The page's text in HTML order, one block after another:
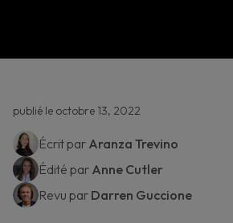
publié le octobre 13, 2022
Écrit par Aranza Trevino
Édité par Anne Cutler
Revu par Darren Guccione